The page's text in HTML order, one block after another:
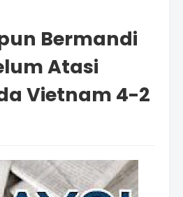
Bermandi
Atasi
Vietnam 4-2